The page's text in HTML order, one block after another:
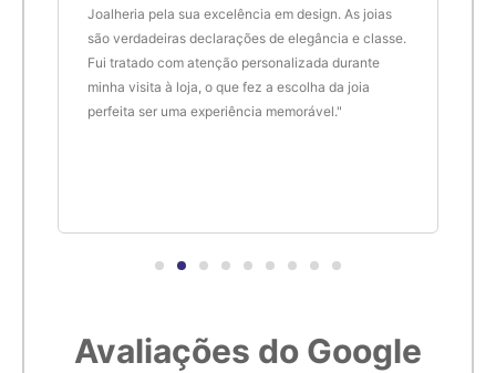
Joalheria pela sua excelência em design. As joias
são verdadeiras declarações de elegância e classe.
Fui tratado com atenção personalizada durante
minha visita à loja, o que fez a escolha da joia
perfeita ser uma experiência memorável."
Avaliações do Google